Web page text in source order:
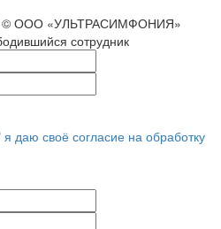
© ООО «УЛЬТРАСИМФОНИЯ»
сотрудник
даю своё согласие на обработку